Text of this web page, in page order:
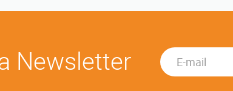
Newsletter